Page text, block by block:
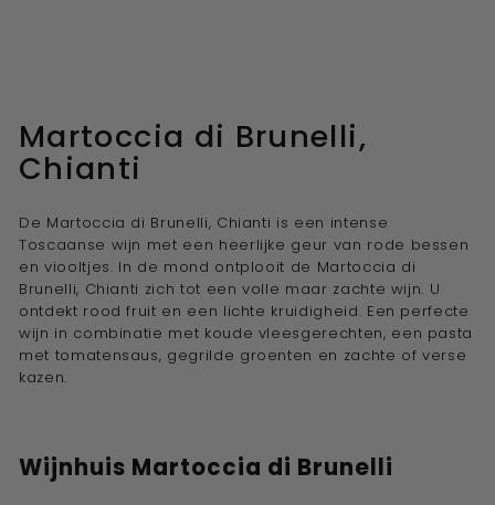
Martoccia di Brunelli,
Chianti
De Martoccia di Brunelli, Chianti is een intense
Toscaanse wijn met een heerlijke geur van rode bessen
en viooltjes. In de mond ontplooit de Martoccia di
Brunelli, Chianti zich tot een volle maar zachte wijn. U
ontdekt rood fruit en een lichte kruidigheid. Een perfecte
wijn in combinatie met koude vleesgerechten, een pasta
met tomatensaus, gegrilde groenten en zachte of verse
kazen.
Wijnhuis Martoccia di Brunelli